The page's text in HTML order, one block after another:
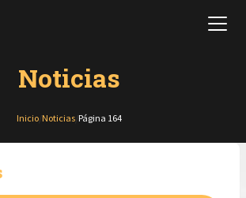
Noticias
Inicio/ Noticias/ Página 164